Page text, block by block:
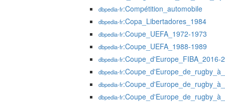
dbpedia-fr:Compétition_automobile
dbpedia-fr:Copa_Libertadores_1984
dbpedia-fr:Coupe_UEFA_1972-1973
dbpedia-fr:Coupe_UEFA_1988-1989
dbpedia-fr:Coupe_d'Europe_FIBA_2016-
dbpedia-fr
dbpedia-fr
dbpedia-fr